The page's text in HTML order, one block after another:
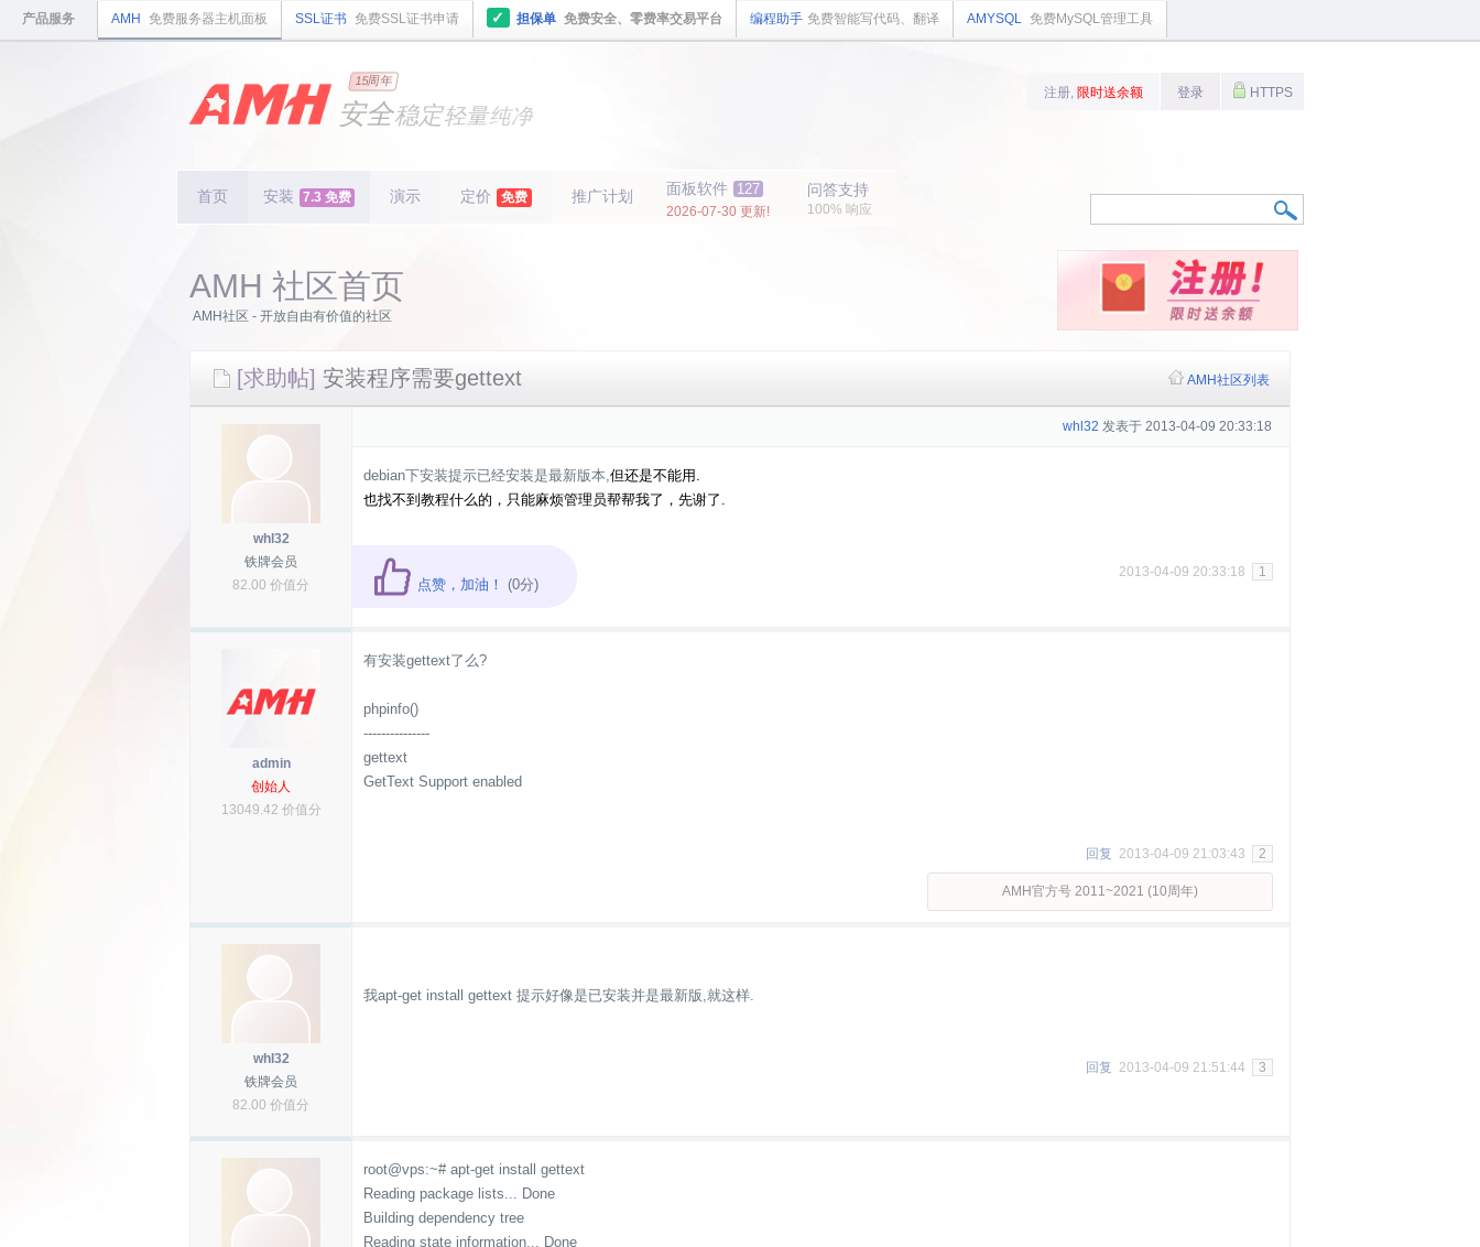
产品服务 AMH 免费服务器主机面板 SSL证书 免费SSL证书申请 ✓ 担保单 免费安全、零费率交易平台 编程助手 免费智能写代码、翻译 AMYSQL 免费MySQL管理工具
15周年
国内领先
安全稳定轻量纯净
首页 安装 7.3 免费 演示 定价 免费 推广计划 面板软件 127
2026-07-30 更新!
问答支持
100% 响应
注册, 限时送余额 登录 HTTPS
AMH 社区首页
AMH社区 - 开放自由有价值的社区
[求助帖] 安装程序需要gettext AMH社区列表
whl32
铁牌会员
82.00 价值分
whl32 发表于 2013-04-09 20:33:18
debian下安装提示已经安装是最新版本,但还是不能用.
也找不到教程什么的，只能麻烦管理员帮帮我了，先谢了.
点赞，加油！ (0分)
2013-04-09 20:33:18 1
admin
创始人
13049.42 价值分
有安装gettext了么?
phpinfo()
---------------
gettext
GetText Support enabled
回复 2013-04-09 21:03:43 2
AMH官方号 2011~2021 (10周年)
whl32
铁牌会员
82.00 价值分
我apt-get install gettext 提示好像是已安装并是最新版,就这样.
回复 2013-04-09 21:51:44 3
root@vps:~# apt-get install gettext
Reading package lists... Done
Building dependency tree
Reading state information... Done